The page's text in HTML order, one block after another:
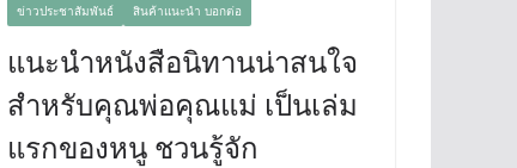
ข่าวประชาสัมพันธ์ สินค้าแนะนำ บอกต่อ
แนะนำหนังสือนิทานน่าสนใจ
สำหรับคุณพ่อคุณแม่ เป็นเล่ม
แรกของหนู ชวนรู้จัก